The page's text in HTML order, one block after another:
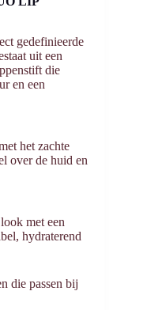
gedefinieerde
uit een
die
en een
het zachte
over de huid en
met een
hydraterend
die passen bij